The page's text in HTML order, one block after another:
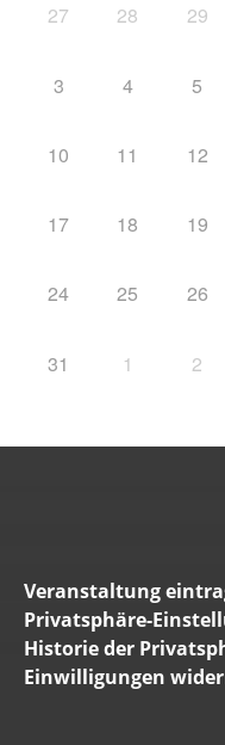
27 28 29
3 4 5
10 11 12
17 18 19
24 25 26
31 1 2
Veranstaltung
Privatsphäre-
Historie der
Einwilligungen